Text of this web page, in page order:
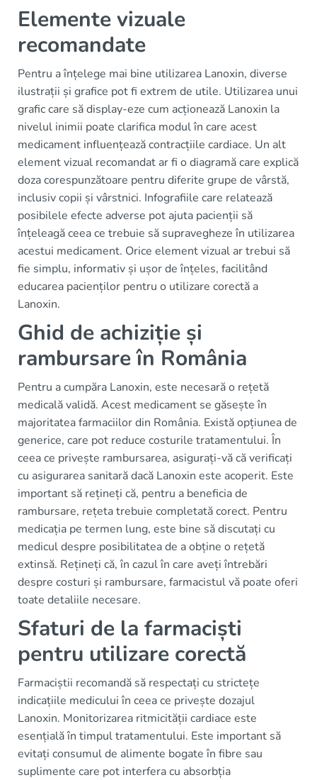
Elemente vizuale
recomandate
Pentru a înțelege mai bine utilizarea Lanoxin, diverse
ilustrații și grafice pot fi extrem de utile. Utilizarea unui
grafic care să display-eze cum acționează Lanoxin la
nivelul inimii poate clarifica modul în care acest
medicament influențează contracțiile cardiace. Un alt
element vizual recomandat ar fi o diagramă care explică
doza corespunzătoare pentru diferite grupe de vârstă,
inclusiv copii și vârstnici. Infografiile care relatează
posibilele efecte adverse pot ajuta pacienții să
înțeleagă ceea ce trebuie să supravegheze în utilizarea
acestui medicament. Orice element vizual ar trebui să
fie simplu, informativ și ușor de înțeles, facilitând
educarea pacienților pentru o utilizare corectă a
Lanoxin.
Ghid de achiziție și
rambursare în România
Pentru a cumpăra Lanoxin, este necesară o rețetă
medicală validă. Acest medicament se găsește în
majoritatea farmaciilor din România. Există opțiunea de
generice, care pot reduce costurile tratamentului. În
ceea ce privește rambursarea, asigurați-vă că verificați
cu asigurarea sanitară dacă Lanoxin este acoperit. Este
important să rețineți că, pentru a beneficia de
rambursare, rețeta trebuie completată corect. Pentru
medicația pe termen lung, este bine să discutați cu
medicul despre posibilitatea de a obține o rețetă
extinsă. Rețineți că, în cazul în care aveți întrebări
despre costuri și rambursare, farmacistul vă poate oferi
toate detaliile necesare.
Sfaturi de la farmaciști
pentru utilizare corectă
Farmaciștii recomandă să respectați cu strictețe
indicațiile medicului în ceea ce privește dozajul
Lanoxin. Monitorizarea ritmicității cardiace este
esențială în timpul tratamentului. Este important să
evitați consumul de alimente bogate în fibre sau
suplimente care pot interfera cu absorbția